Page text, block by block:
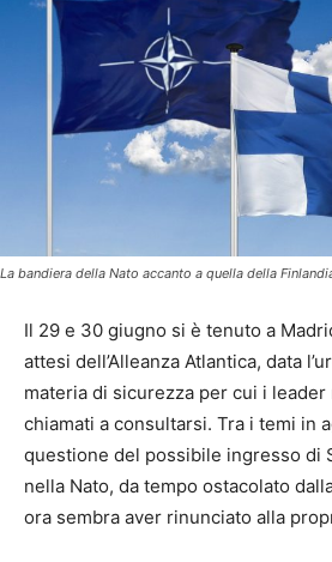
La bandiera della Nato accanto a quella della
Il 29 e 30 giugno si è tenuto a
attesi dell’Alleanza Atlantica, data
materia di sicurezza per cui i
chiamati a consultarsi. Tra i temi in
questione del possibile ingresso di
nella Nato, da tempo ostacolato
ora sembra aver rinunciato alla